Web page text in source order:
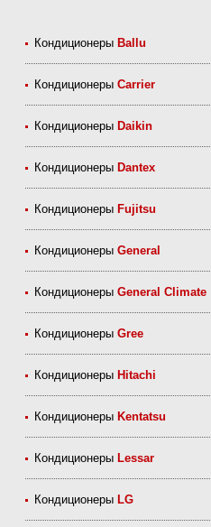
Кондиционеры Ballu
КондиционерыCarrier
Кондиционеры Daikin
Кондиционеры Dantex
Кондиционеры Fujitsu
КондиционерыGeneral
КондиционерыGeneral Climate
КондиционерыGree
Кондиционеры Hitachi
Кондиционеры Kentatsu
Кондиционеры Lessar
Кондиционеры LG